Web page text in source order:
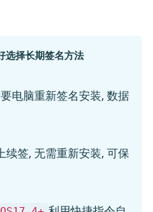
选择长期签名方法
电脑重新签名安装, 数据
续签, 无需重新安装, 可保